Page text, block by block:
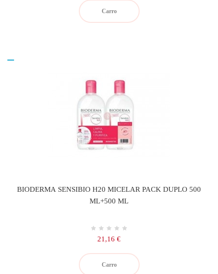
Carro
BIODERMA SENSIBIO H20 MICELAR PACK DUPLO 500
ML+500 ML
Precio
21,16 €
Carro